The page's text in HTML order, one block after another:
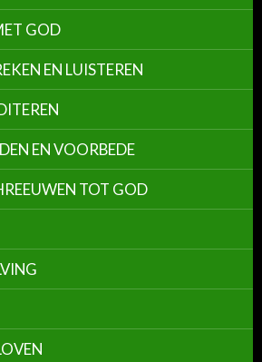
GOD
EN LUISTEREN
EN VOORBEDE
TOT GOD